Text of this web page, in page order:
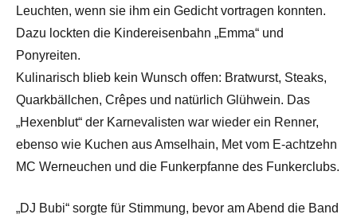
Leuchten, wenn sie ihm ein Gedicht vortragen konnten.
Dazu lockten die Kindereisenbahn „Emma“ und
Ponyreiten.
Kulinarisch blieb kein Wunsch offen: Bratwurst, Steaks,
Quarkbällchen, Crêpes und natürlich Glühwein. Das
„Hexenblut“ der Karnevalisten war wieder ein Renner,
ebenso wie Kuchen aus Amselhain, Met vom E-achtzehn
MC Werneuchen und die Funkerpfanne des Funkerclubs.
„DJ Bubi“ sorgte für Stimmung, bevor am Abend die Band